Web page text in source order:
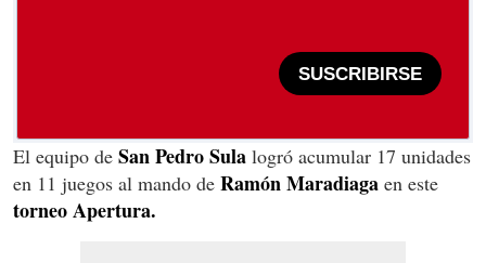
SUSCRIBIRSE
El equipo de San Pedro Sula logró acumular 17 unidades
en 11 juegos al mando de Ramón Maradiaga en este
torneo Apertura.